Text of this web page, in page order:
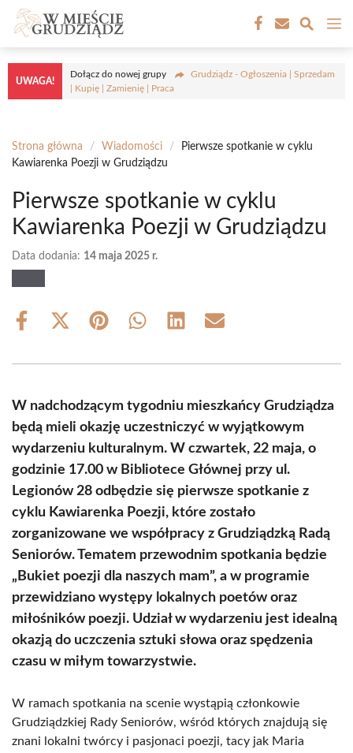
Przejdź
treści
UWAGA!
Dołącz do nowej grupy
Grudziądz - Ogłoszenia | Sprzedam
| Kupię | Zamienię | Praca
Strona główna / Wiadomości /
Pierwsze spotkanie w cyklu
Kawiarenka Poezji w Grudziądzu
Pierwsze spotkanie w cyklu
Kawiarenka Poezji w Grudziądzu
Data dodania: 14 maja 2025 r.
Share
Share
(Twitter)
Share Share Share Share
W nadchodzącym tygodniu mieszkańcy Grudziądza
będą mieli okazję uczestniczyć w wyjątkowym
wydarzeniu kulturalnym. W czwartek, 22 maja, o
godzinie 17.00 w Bibliotece Głównej przy ul.
Legionów 28 odbędzie się pierwsze spotkanie z
cyklu Kawiarenka Poezji, które zostało
zorganizowane we współpracy z Grudziądzką Radą
Seniorów. Tematem przewodnim spotkania będzie
„Bukiet poezji dla naszych mam”, a w programie
przewidziano występy lokalnych poetów oraz
miłośników poezji. Udział w wydarzeniu jest idealną
okazją do uczczenia sztuki słowa oraz spędzenia
czasu w miłym towarzystwie.
W ramach spotkania na scenie wystąpią członkowie
Grudziądzkiej Rady Seniorów, wśród których znajdują się
znani lokalni twórcy i pasjonaci poezji, tacy jak Maria